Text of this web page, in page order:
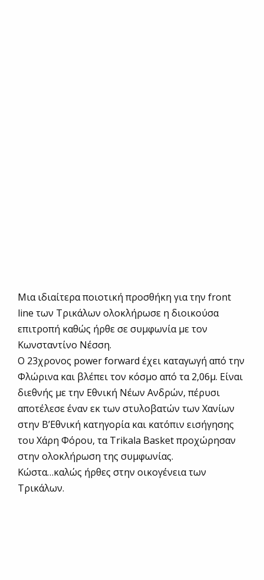
Μια ιδιαίτερα ποιοτική προσθήκη για την front
line των Τρικάλων ολοκλήρωσε η διοικούσα
επιτροπή καθώς ήρθε σε συμφωνία με τον
Κωνσταντίνο Νέσση.
Ο 23χρονος power forward έχει καταγωγή από την
Φλώρινα και βλέπει τον κόσμο από τα 2,06μ. Είναι
διεθνής με την Εθνική Νέων Ανδρών, πέρυσι
αποτέλεσε έναν εκ των στυλοβατών των Χανίων
στην Β’Εθνική κατηγορία και κατόπιν εισήγησης
του Χάρη Φόρου, τα Trikala Basket προχώρησαν
στην ολοκλήρωση της συμφωνίας.
Κώστα…καλώς ήρθες στην οικογένεια των
Τρικάλων.